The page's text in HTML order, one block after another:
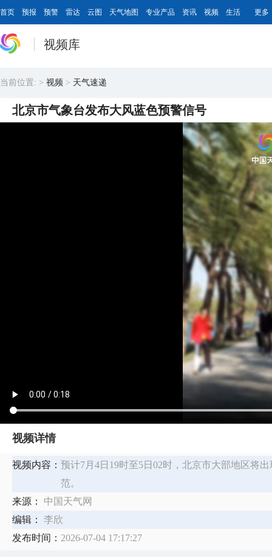
首页 预报 预警 雷达 云图 天气地图 专业产品 资讯 视频 生活 更多
视频库
当前位置: > 视频 > 天气速递
北京市气象台发布大风蓝色预警信号
视频详情
视频内容： 预计7月4日19时至5日02时，北京市大部地区将
范。
来源：
中国天气网
编辑：
李欣
发布时间： 2026-07-04 17:17:27